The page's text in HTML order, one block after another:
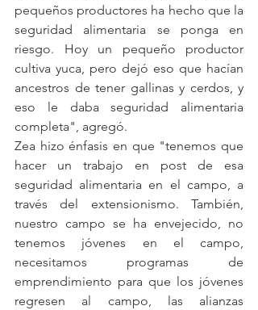
pequeños productores ha hecho que la
seguridad alimentaria se ponga en
riesgo. Hoy un pequeño productor
cultiva yuca, pero dejó eso que hacían
ancestros de tener gallinas y cerdos, y
eso le daba seguridad alimentaria
completa", agregó.
Zea hizo énfasis en que "tenemos que
hacer un trabajo en post de esa
seguridad alimentaria en el campo, a
través del extensionismo. También,
nuestro campo se ha envejecido, no
tenemos jóvenes en el campo,
necesitamos programas de
emprendimiento para que los jóvenes
regresen al campo, las alianzas